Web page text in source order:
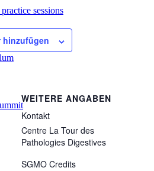
sessions
hinzufügen
WEITERE ANGABEN
Kontakt
Centre La Tour des
Pathologies Digestives
SGMO Credits